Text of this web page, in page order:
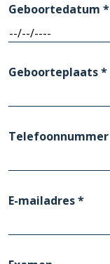
Geboortedatum *
Geboorteplaats *
Telefoonnummer
E-mailadres *